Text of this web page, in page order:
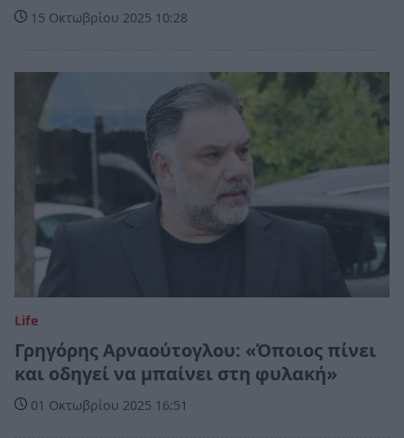
15 Οκτωβρίου 2025 10:28
Life
Γρηγόρης Αρναούτογλου: «Όποιος πίνει
και οδηγεί να μπαίνει στη φυλακή»
01 Οκτωβρίου 2025 16:51